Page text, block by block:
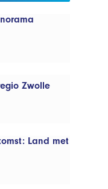
Zwolle
Land met